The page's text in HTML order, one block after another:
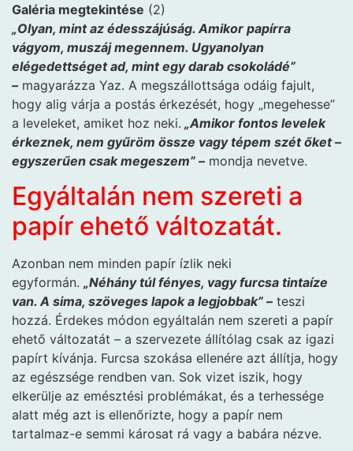
Galéria megtekintése (2)
„Olyan, mint az édesszájúság. Amikor papírra
vágyom, muszáj megennem. Ugyanolyan
elégedettséget ad, mint egy darab csokoládé”
– magyarázza Yaz. A megszállottsága odáig fajult,
hogy alig várja a postás érkezését, hogy „megehesse”
a leveleket, amiket hoz neki. „Amikor fontos levelek
érkeznek, nem gyűröm össze vagy tépem szét őket –
egyszerűen csak megeszem” – mondja nevetve.
Egyáltalán nem szereti a
papír ehető változatát.
Azonban nem minden papír ízlik neki
egyformán. „Néhány túl fényes, vagy furcsa tintaíze
van. A sima, szöveges lapok a legjobbak” – teszi
hozzá. Érdekes módon egyáltalán nem szereti a papír
ehető változatát – a szervezete állítólag csak az igazi
papírt kívánja. Furcsa szokása ellenére azt állítja, hogy
az egészsége rendben van. Sok vizet iszik, hogy
elkerülje az emésztési problémákat, és a terhessége
alatt még azt is ellenőrizte, hogy a papír nem
tartalmaz-e semmi károsat rá vagy a babára nézve.